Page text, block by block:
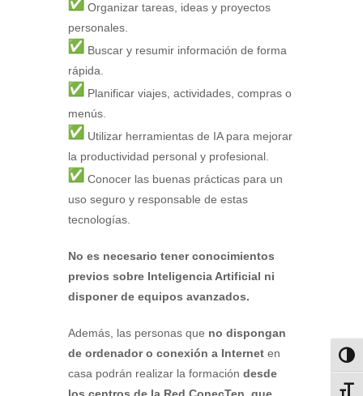
Organizar tareas, ideas y proyectos
personales.
Buscar y resumir información de forma
rápida.
Planificar viajes, actividades, compras o
menús.
Utilizar herramientas de IA para mejorar
la productividad personal y profesional.
Conocer las buenas prácticas para un
uso seguro y responsable de estas
tecnologías.
No es necesario tener conocimientos
previos sobre Inteligencia Artificial ni
disponer de equipos avanzados.
Además, las personas que no dispongan
de ordenador o conexión a Internet en
casa podrán realizar la formación desde